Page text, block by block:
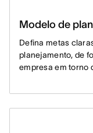
Modelo de
Defina metas
planejamento, de
empresa em torno